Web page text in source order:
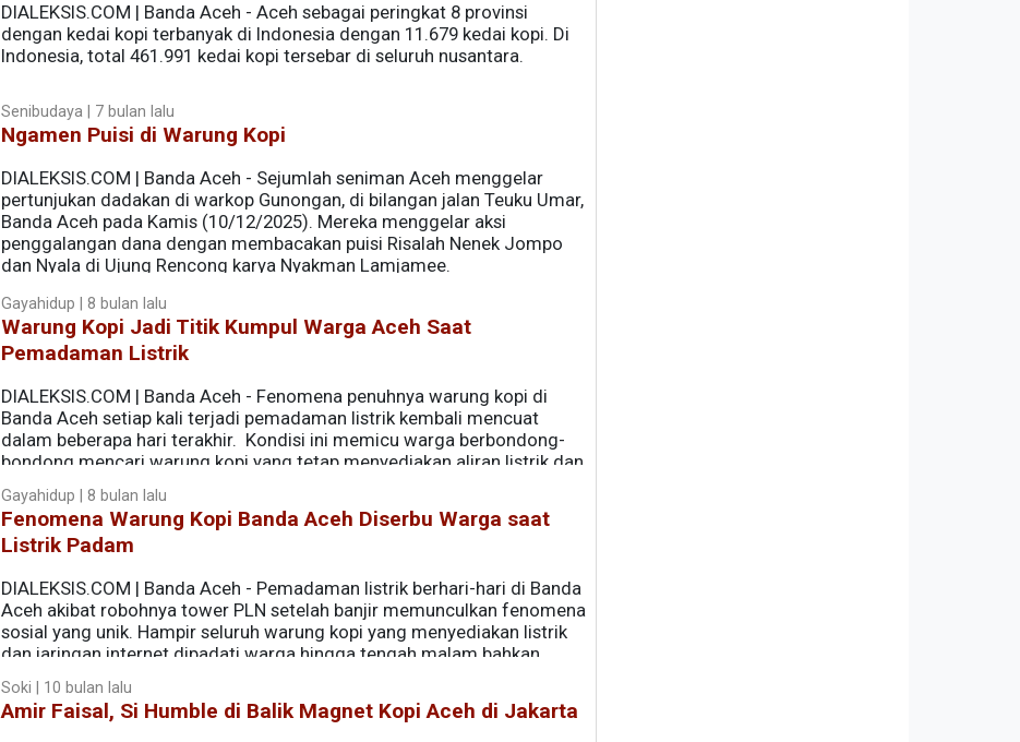
DIALEKSIS.COM | Banda Aceh - Aceh sebagai peringkat 8 provinsi
dengan kedai kopi terbanyak di Indonesia dengan 11.679 kedai kopi. Di
Indonesia, total 461.991 kedai kopi tersebar di seluruh nusantara.
Senibudaya | 7 bulan lalu
Ngamen Puisi di Warung Kopi
DIALEKSIS.COM | Banda Aceh - Sejumlah seniman Aceh menggelar
pertunjukan dadakan di warkop Gunongan, di bilangan jalan Teuku Umar,
Banda Aceh pada Kamis (10/12/2025). Mereka menggelar aksi
penggalangan dana dengan membacakan puisi Risalah Nenek Jompo
dan Nyala di Ujung Rencong karya Nyakman Lamjamee.
Gayahidup | 8 bulan lalu
Warung Kopi Jadi Titik Kumpul Warga Aceh Saat
Pemadaman Listrik
DIALEKSIS.COM | Banda Aceh - Fenomena penuhnya warung kopi di
Banda Aceh setiap kali terjadi pemadaman listrik kembali mencuat
dalam beberapa hari terakhir. Kondisi ini memicu warga berbondong-
bondong mencari warung kopi yang tetap menyediakan aliran listrik dan
Gayahidup | 8 bulan lalu
Fenomena Warung Kopi Banda Aceh Diserbu Warga saat
Listrik Padam
DIALEKSIS.COM | Banda Aceh - Pemadaman listrik berhari-hari di Banda
Aceh akibat robohnya tower PLN setelah banjir memunculkan fenomena
sosial yang unik. Hampir seluruh warung kopi yang menyediakan listrik
dan jaringan internet dipadati warga hingga tengah malam bahkan
Soki | 10 bulan lalu
Amir Faisal, Si Humble di Balik Magnet Kopi Aceh di Jakarta